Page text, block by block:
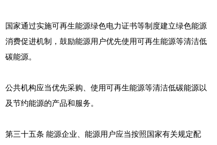
国家通过实施可再生能源绿色电力证书等制度建立绿色能源
消费促进机制，鼓励能源用户优先使用可再生能源等清洁低
碳能源。
公共机构应当优先采购、使用可再生能源等清洁低碳能源以
及节约能源的产品和服务。
第三十五条 能源企业、能源用户应当按照国家有关规定配